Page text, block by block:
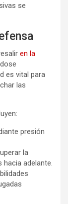
se
en la
es vital para
las
presión
la
hacia adelante.